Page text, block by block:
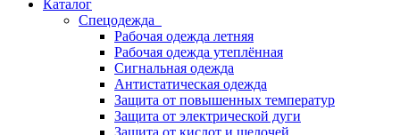
Каталог
Спецодежда
Рабочая одежда летняя
Рабочая одежда утеплённая
Сигнальная одежда
Антистатическая одежда
Защита от повышенных температур
Защита от электрической дуги
Защита от кислот и щелочей